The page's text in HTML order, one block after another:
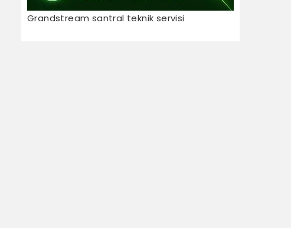
Grandstream santral teknik servisi